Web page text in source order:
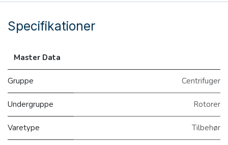
Specifikationer
Master Data
Gruppe Centrifuger
Undergruppe Rotorer
Varetype Tilbehør